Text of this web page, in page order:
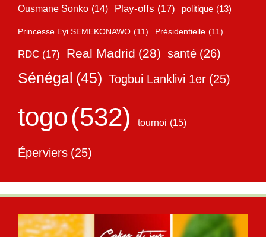
Ousmane Sonko (14) Play-offs (17) politique (13)
Princesse Eyi SEMEKONAWO (11) Présidentielle (11)
RDC (17) Real Madrid (28) santé (26)
Sénégal (45) Togbui Lanklivi 1er (25)
togo(532) tournoi (15)
Éperviers (25)